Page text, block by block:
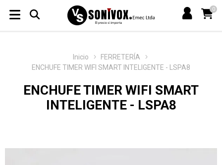
0
Inicio
FERRETERÍA
ENCHUFE TIMER WIFI SMART INTELIGENTE - LSPA8
ENCHUFE TIMER WIFI SMART
INTELIGENTE - LSPA8